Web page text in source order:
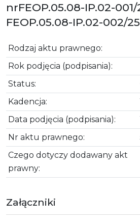
nrFEOP.05.08-IP.02-
FEOP.05.08-IP.02-002/25
Rodzaj aktu prawnego:
Rok podjęcia (podpisania):
Status:
Kadencja:
Data podjęcia (podpisania):
Nr aktu prawnego:
Czego dotyczy dodawany akt
prawny:
Załączniki